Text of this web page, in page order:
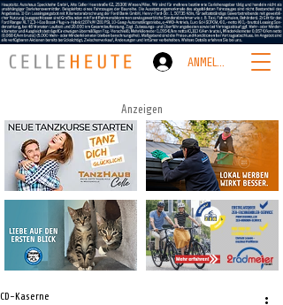
ANMELDEN
Anzeigen
CD-Kaserne